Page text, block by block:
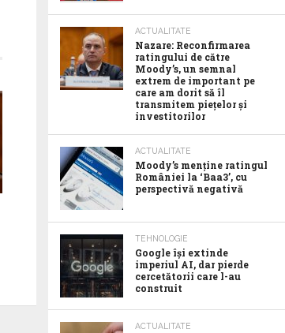
ACTUALITATE
Nazare: Reconfirmarea
ratingului de către
Moody’s, un semnal
extrem de important pe
care am dorit să îl
transmitem piețelor și
investitorilor
ACTUALITATE
Moody’s menține ratingul
României la ‘Baa3’, cu
perspectivă negativă
TEHNOLOGIE
Google îşi extinde
imperiul AI, dar pierde
cercetătorii care l-au
construit
ACTUALITATE